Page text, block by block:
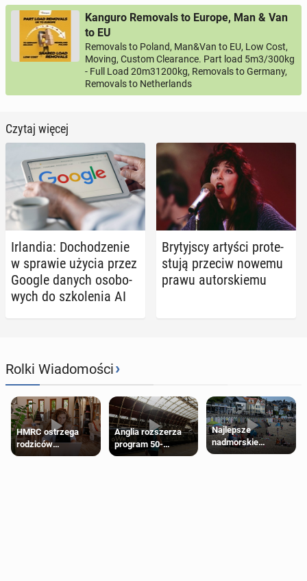
Kanguro Removals to Europe, Man & Van
to EU
Removals to Poland, Man&Van to EU, Low Cost,
Moving, Custom Clearance. Part load 5m3/300kg
- Full Load 20m31200kg, Removals to Germany,
Removals to Netherlands
Czytaj więcej
Ir­lan­dia: Do­cho­dze­nie
w sprawie użycia przez
Google danych oso­bo­
wych do szko­le­nia AI
Bry­tyj­scy artyści pro­te­
stu­ją przeciw nowemu
prawu au­tor­skie­mu
Rolki Wiadomości›
HMRC ostrzega
rodziców
pobierających Child
Anglia rozszerza
program 50-
procentowych
Najlepsze
nadmorskie
miasteczko blisko